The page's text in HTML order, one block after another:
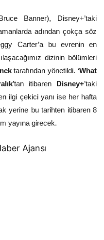
Banner), Disney+’taki
adından çokça söz
Carter’a bu evrenin en
dizinin bölümleri
tarafından yönetildi. ‘What
’tan itibaren Disney+’taki
ilgi çekici yanı ise her hafta
yerine bu tarihten itibaren 8
yayına girecek.
Ajansı